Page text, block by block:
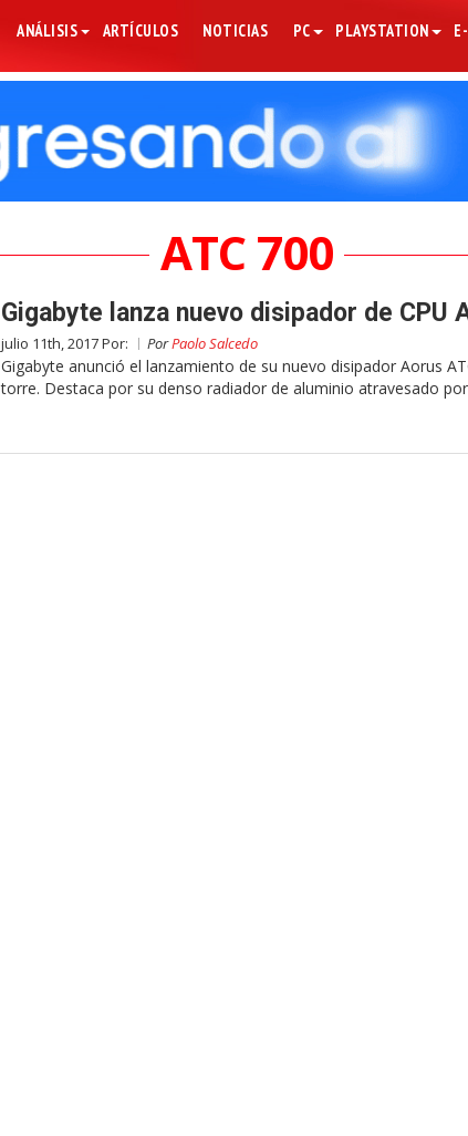
ANÁLISIS ARTÍCULOS NOTICIAS PC PLAYSTATION
ATC 700
Gigabyte lanza nuevo disipador de CPU
julio 11th, 2017 Por: PorPaolo Salcedo
Gigabyte anunció el lanzamiento de su nuevo disipador Aorus
torre. Destaca por su denso radiador de aluminio atravesado